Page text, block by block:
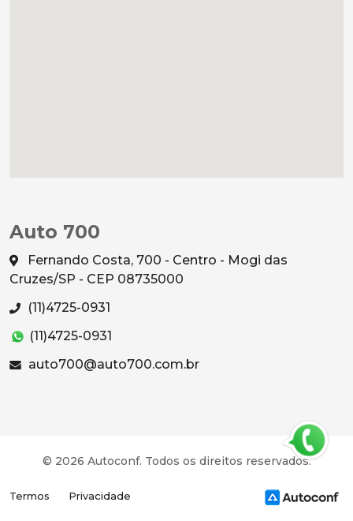
Auto 700
Fernando Costa, 700 - Centro - Mogi das
Cruzes/SP - CEP 08735000
(11)4725-0931
(11)4725-0931
auto700@auto700.com.br
© 2026 Autoconf. Todos os direitos reservados.
Termos Privacidade